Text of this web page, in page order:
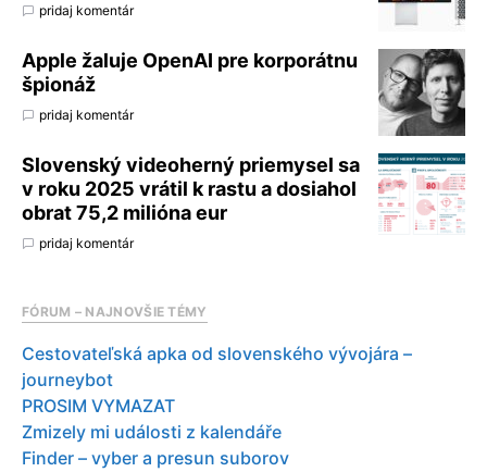
pridaj komentár
Apple žaluje OpenAI pre korporátnu
špionáž
pridaj komentár
Slovenský videoherný priemysel sa
v roku 2025 vrátil k rastu a dosiahol
obrat 75,2 milióna eur
pridaj komentár
FÓRUM – NAJNOVŠIE TÉMY
Cestovateľská apka od slovenského vývojára –
journeybot
PROSIM VYMAZAT
Zmizely mi události z kalendáře
Finder – vyber a presun suborov